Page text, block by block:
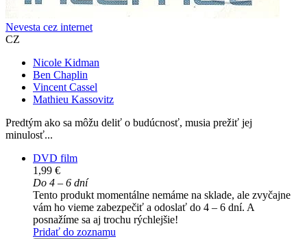
Nevesta cez internet
CZ
Nicole Kidman
Ben Chaplin
Vincent Cassel
Mathieu Kassovitz
Predtým ako sa môžu deliť o budúcnosť, musia prežiť jej
minulosť...
DVD film
1,99 €
Do 4 – 6 dní
Tento produkt momentálne nemáme na sklade, ale zvyčajne
vám ho vieme zabezpečiť a odoslať do 4 – 6 dní. A
posnažíme sa aj trochu rýchlejšie!
Pridať do zoznamu